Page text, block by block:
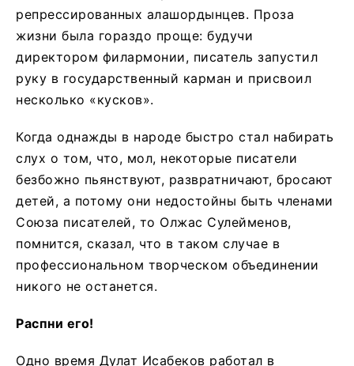
репрессированных алашордынцев. Проза
жизни была гораздо проще: будучи
директором филармонии, писатель запустил
руку в государственный карман и присвоил
несколько «кусков».
Когда однажды в народе быстро стал набирать
слух о том, что, мол, некоторые писатели
безбожно пьянствуют, развратничают, бросают
детей, а потому они недостойны быть членами
Союза писателей, то Олжас Сулейменов,
помнится, сказал, что в таком случае в
профессиональном творческом объединении
никого не останется.
Распни его!
Одно время Дулат Исабеков работал в